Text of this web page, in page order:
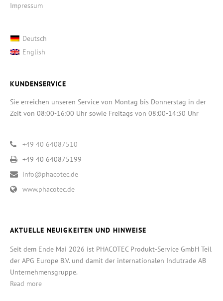
Impressum
Deutsch
English
KUNDENSERVICE
Sie erreichen unseren Service von Montag bis Donnerstag in der
Zeit von 08:00-16:00 Uhr sowie Freitags von 08:00-14:30 Uhr
+49 40 64087510
+49 40 640875199
info@phacotec.de
www.phacotec.de
AKTUELLE NEUIGKEITEN UND HINWEISE
Seit dem Ende Mai 2026 ist PHACOTEC Produkt-Service GmbH Teil
der APG Europe B.V. und damit der internationalen Indutrade AB
Unternehmensgruppe.
Read more